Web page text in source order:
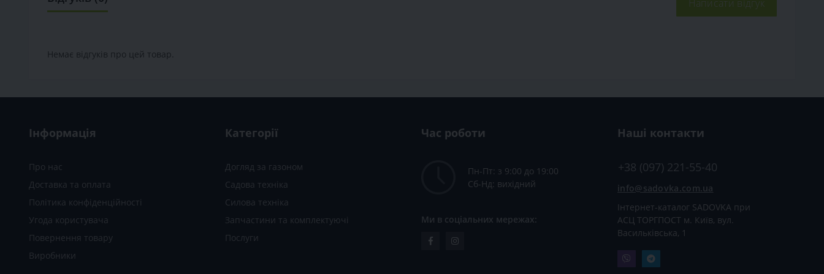
Написати відгук
Немає відгуків про цей товар.
Інформація
Про нас
Доставка та оплата
Політика конфіденційності
Угода користувача
Повернення товару
Виробники
Категорії
Догляд за газоном
Садова техніка
Силова техніка
Запчастини та комплектуючі
Послуги
Час роботи
Пн-Пт: з 9:00 до 19:00
Сб-Нд: вихідний
Ми в соціальних мережах:
Наші контакти
+38 (097) 221-55-40
info@sadovka.com.ua
Інтернет-каталог SADOVKA при
АСЦ ТОРГПОСТ м. Київ, вул.
Васильківська, 1